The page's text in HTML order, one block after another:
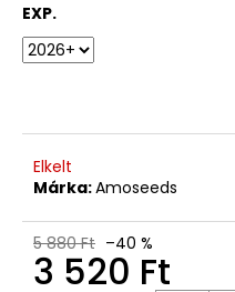
EXP.
Elkelt
Márka:Amoseeds
5 880 Ft –40 %
3 520 Ft
580
Ft